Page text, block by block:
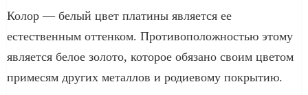
Колор — белый цвет платины является ее
естественным оттенком. Противоположностью этому
является белое золото, которое обязано своим цветом
примесям других металлов и родиевому покрытию.